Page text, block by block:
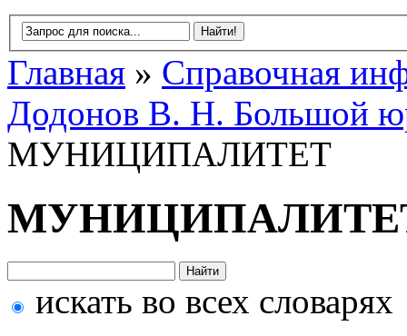
Главная » Справочная
Додонов В. Н. Большой
МУНИЦИПАЛИТЕТ
искать во всех словарях